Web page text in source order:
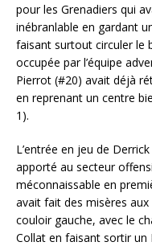
pour les Grenadiers qui
inébranlable en gardant
faisant surtout circuler le
occupée par l’équipe
Pierrot (#20) avait déjà
en reprenant un centre
1).
L’entrée en jeu de
apporté au secteur
méconnaissable en
avait fait des misères
couloir gauche, avec le
Collat en faisant sortir un